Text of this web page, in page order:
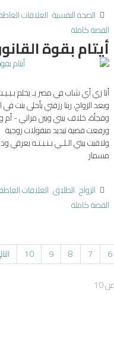
الصحة النفسية العلاقات
القصة كاملة
أيتام بقوة
أنا زي أي شاب في مصر بـ يحلم
وبعد الزواج، ربنا رزقني بأحلى بنت في
وفجأة، خلاف بيني وبين مراتي - أم
ورفعت قضية تبديد منقولات زوجية
ولاقيت بيتي الـلـي بـنـيـتـه
مسمار
الزواج الطلاق العلاقات
القصة كاملة
6
7
8
9
10